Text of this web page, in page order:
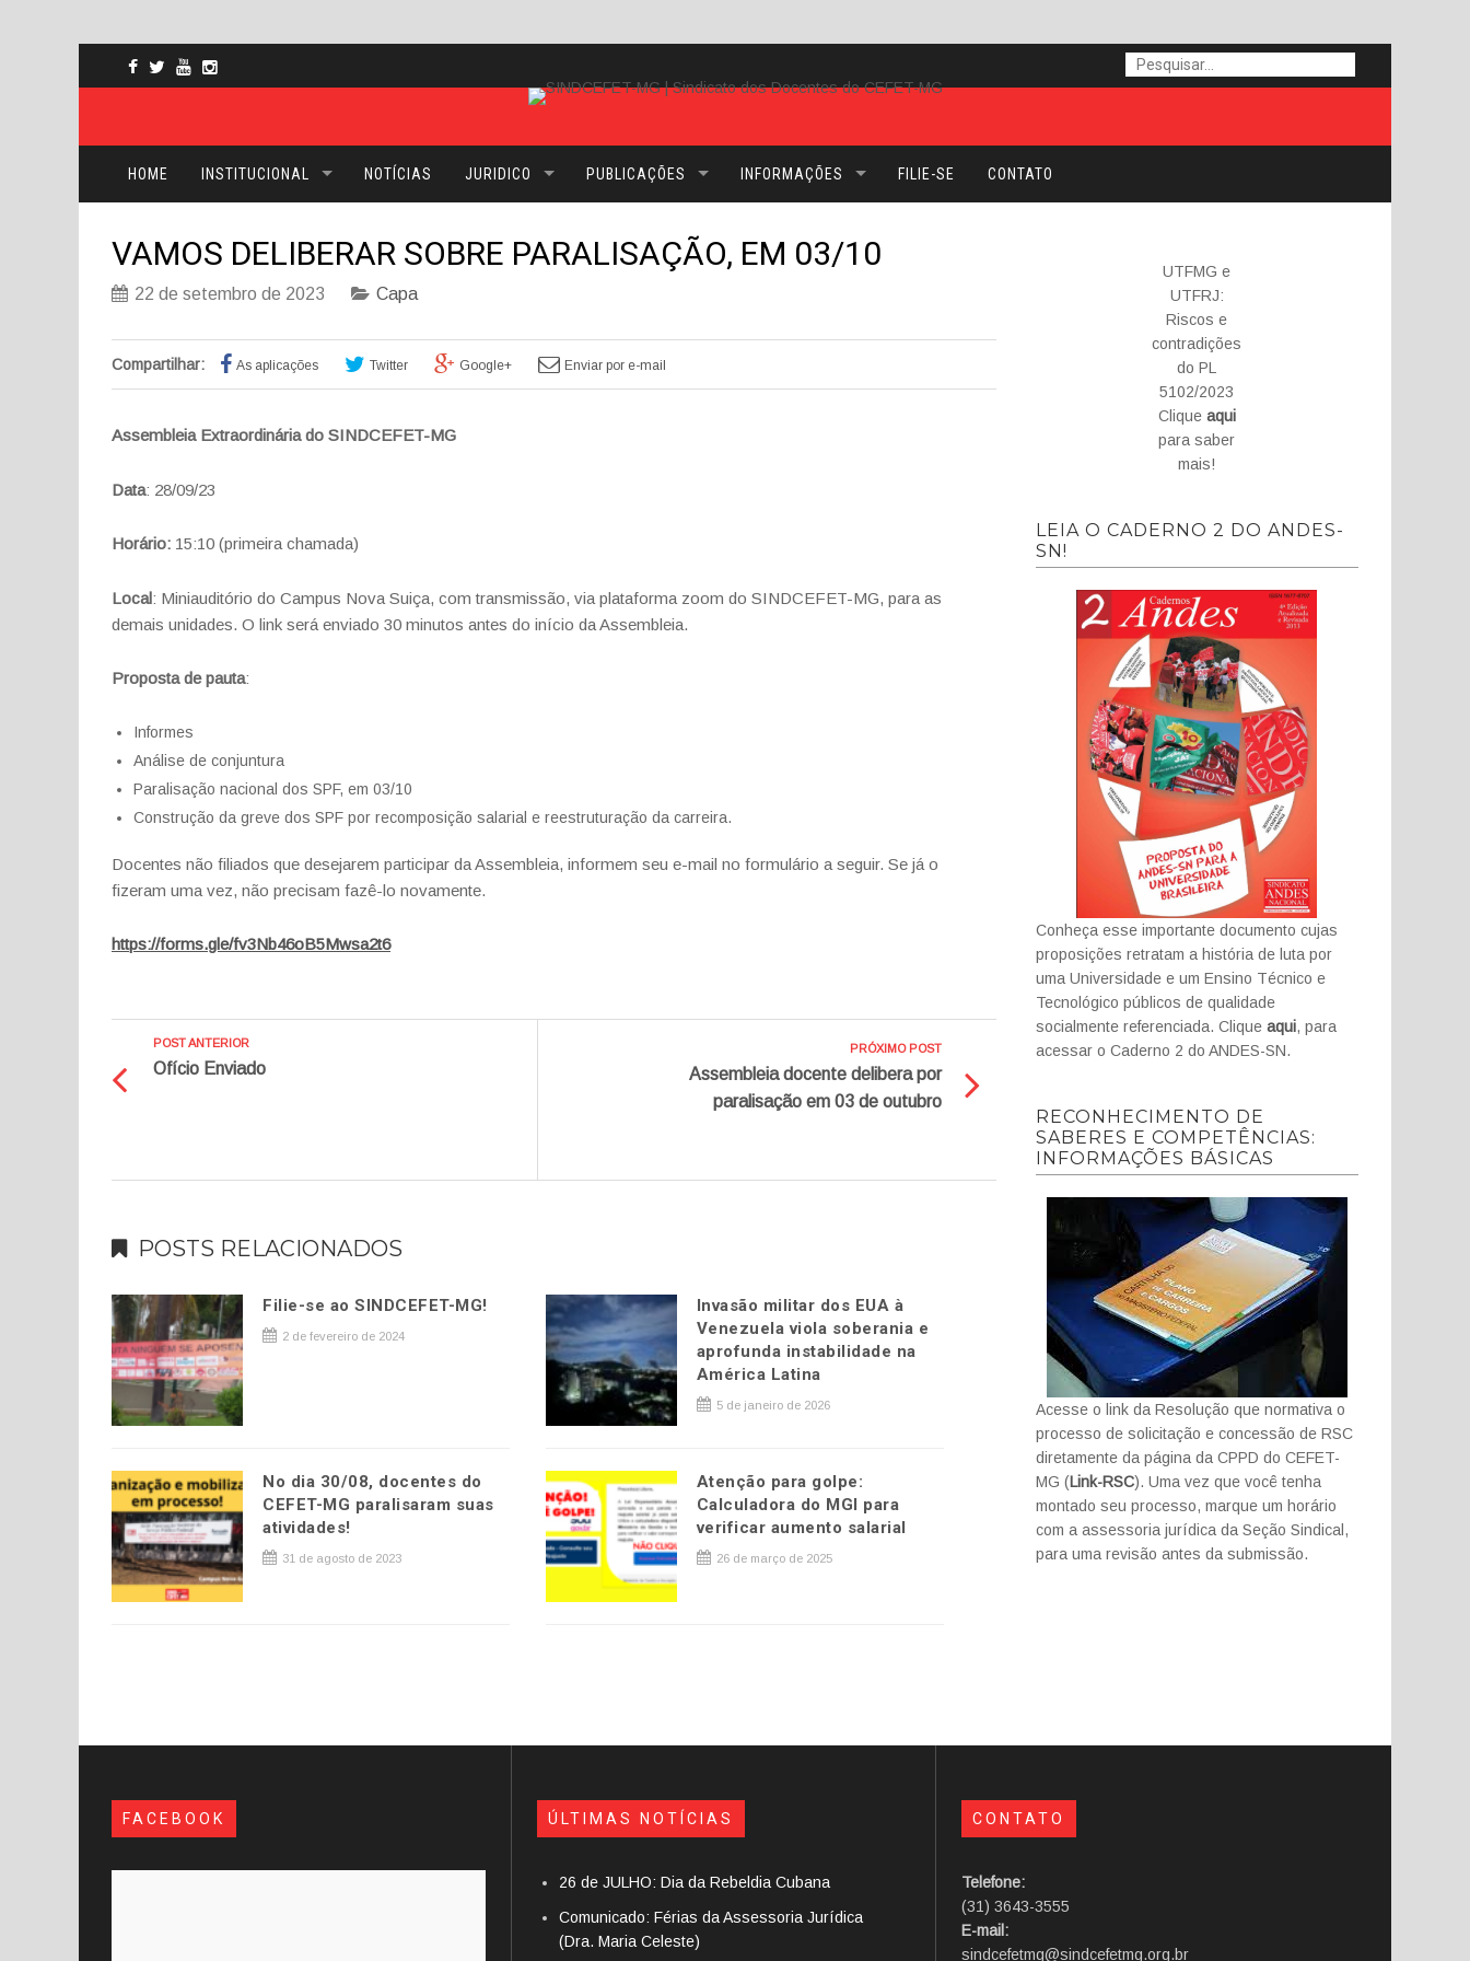
HOME INSTITUCIONAL NOTÍCIAS JURIDICO PUBLICAÇÕES INFORMAÇÕES FILIE-SE CONTATO
VAMOS DELIBERAR SOBRE PARALISAÇÃO, EM 03/10
22 de setembro de 2023 Capa
Compartilhar: As aplicações Twitter Google+ Enviar por e-mail
Assembleia Extraordinária do SINDCEFET-MG
Data: 28/09/23
Horário: 15:10 (primeira chamada)
Local: Miniauditório do Campus Nova Suiça, com transmissão, via plataforma zoom do SINDCEFET-MG, para as
demais unidades. O link será enviado 30 minutos antes do início da Assembleia.
Proposta de pauta:
Informes
Análise de conjuntura
Paralisação nacional dos SPF, em 03/10
Construção da greve dos SPF por recomposição salarial e reestruturação da carreira.
Docentes não filiados que desejarem participar da Assembleia, informem seu e-mail no formulário a seguir. Se já o
fizeram uma vez, não precisam fazê-lo novamente.
https://forms.gle/fv3Nb46oB5Mwsa2t6
POST ANTERIOR
Ofício Enviado
PRÓXIMO POST
Assembleia docente delibera por
paralisação em 03 de outubro
POSTS RELACIONADOS
Filie-se ao SINDCEFET-MG!
2 de fevereiro de 2024
Invasão militar dos EUA à
Venezuela viola soberania e
aprofunda instabilidade na
América Latina
5 de janeiro de 2026
No dia 30/08, docentes do
CEFET-MG paralisaram suas
atividades!
31 de agosto de 2023
Atenção para golpe:
Calculadora do MGI para
verificar aumento salarial
26 de março de 2025
UTFMG e
UTFRJ:
Riscos e
contradições
do PL
5102/2023
Clique aqui
para saber
mais!
LEIA O CADERNO 2 DO ANDES-
SN!
Conheça esse importante documento cujas
proposições retratam a história de luta por
uma Universidade e um Ensino Técnico e
Tecnológico públicos de qualidade
socialmente referenciada. Clique aqui, para
acessar o Caderno 2 do ANDES-SN.
RECONHECIMENTO DE
SABERES E COMPETÊNCIAS:
INFORMAÇÕES BÁSICAS
Acesse o link da Resolução que normativa o
processo de solicitação e concessão de RSC
diretamente da página da CPPD do CEFET-
MG (Link-RSC). Uma vez que você tenha
montado seu processo, marque um horário
com a assessoria jurídica da Seção Sindical,
para uma revisão antes da submissão.
FACEBOOK ÚLTIMAS NOTÍCIAS
26 de JULHO: Dia da Rebeldia Cubana
Comunicado: Férias da Assessoria Jurídica
(Dra. Maria Celeste)
CONTATO
Telefone:
(31) 3643-3555
E-mail:
sindcefetmg@sindcefetmg.org.br